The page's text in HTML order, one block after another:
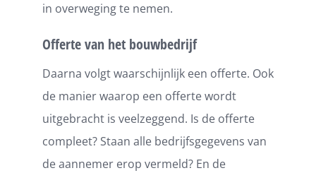
in overweging te nemen.
Offerte van het bouwbedrijf
Daarna volgt waarschijnlijk een offerte. Ook
de manier waarop een offerte wordt
uitgebracht is veelzeggend. Is de offerte
compleet? Staan alle bedrijfsgegevens van
de aannemer erop vermeld? En de